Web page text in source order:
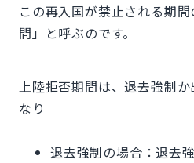
この再入国が禁止される期
間」と呼ぶのです。
上陸拒否期間は、退去強制
なり
退去強制の場合：退去